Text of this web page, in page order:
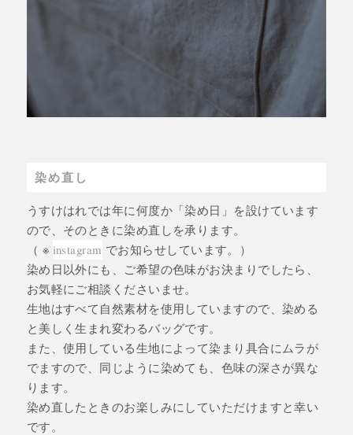
染め直し
うすけはれでは年に何度か「染め日」を設けています
ので、そのときに染め直しを承ります。
（ ※ instagram でお知らせしています。）
染め日以外にも、ご希望の色味がお決まりでしたら、
お気軽にご相談くださいませ。
生地はすべて自然素材を使用していますので、染める
と美しく生まれ変わるバッグです。
また、使用している生地によって染まり具合にムラが
でますので、同じように染めても、色味の深さが異な
ります。
染め直したときのお楽しみにしていただけますと幸い
です。